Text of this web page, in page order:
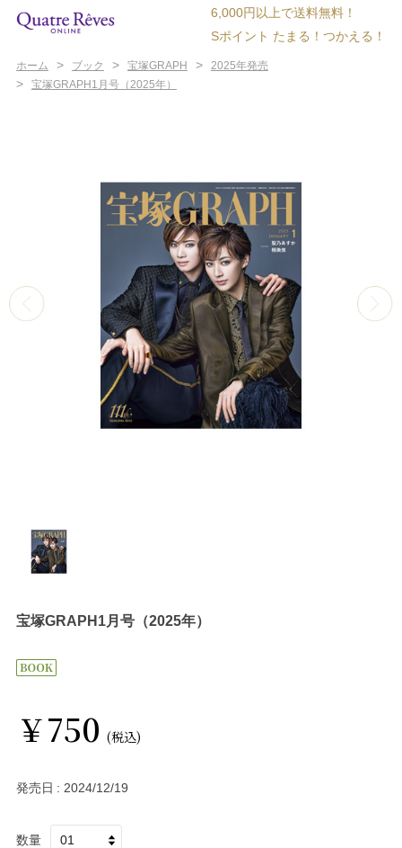
6,000円以上で送料無料！
Sポイント たまる！つかえる！
ホーム > ブック > 宝塚GRAPH > 2025年発売
> 宝塚GRAPH1月号（2025年）
宝塚GRAPH1月号（2025年）
￥750 (税込)
発売日 2024/12/19
数量